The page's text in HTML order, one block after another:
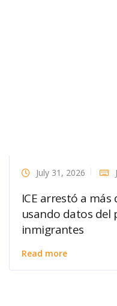
July 31, 2026
ICE arrestó a
usando datos del
inmigrantes
Read more